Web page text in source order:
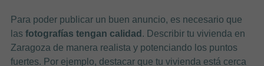
Para poder publicar un buen anuncio, es necesario que
las fotografías tengan calidad . Describir tu vivienda en
Zaragoza de manera realista y potenciando los puntos
fuertes. Por ejemplo, destacar que tu vivienda está cerca